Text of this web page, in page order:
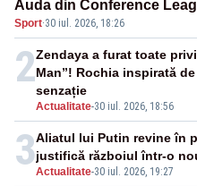
Auda din Conference
Sport·30 iul. 2026, 18:26
2
Actualitate-30 iul. 2026, 18:56
Zendaya a furat toate
Man”! Rochia inspirată
senzație
3Actualitate-30 iul. 2026, 19:27
Aliatul lui Putin revine în
justifică războiul într-o